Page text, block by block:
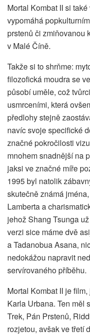
Mortal Kombat II si
vypomáhá
prstenů či zmiňovanou
v Malé Číně.
Takže si to shrňme:
filozofická moudra se
působí uměle, což
usmrceními, která
předlohy stejně
navíc svoje specifické
značné pokročilosti
mnohem snadnější na
jaksi ve značné míře
1995 byl natolik
skutečně známá
Lamberta a
jehož Shang Tsunga
verzi sice máme dvě
a Tadanobua Asana,
nedokážou napravit
servírovaného příběhu.
Mortal Kombat II je
Karla Urbana. Ten měl
Trek, Pán Prstenů,
rozjetou, avšak ve třetí